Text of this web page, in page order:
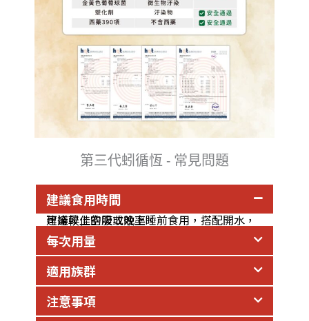
第三代蚓循恆 - 常見問題
建議食用時間
建議早上空腹或晚上睡前食用，搭配開水，可達較佳的吸收效率。
每次用量
適用族群
注意事項